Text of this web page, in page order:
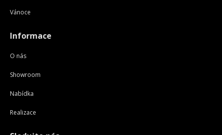
Vánoce
Informace
O nás
Showroom
Nabídka
Realizace